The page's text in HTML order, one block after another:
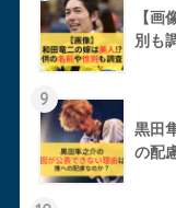
【画
別も
9
黒田
の配